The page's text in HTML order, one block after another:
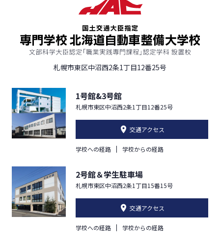
札幌市東区中沼西2条1丁目12番25号
1号館&3号館
札幌市東区中沼西2条1丁目12番25号
交通アクセス
学校への経路 学校からの経路
2号館＆学生駐車場
札幌市東区中沼西2条1丁目15番15号
交通アクセス
学校への経路 学校からの経路